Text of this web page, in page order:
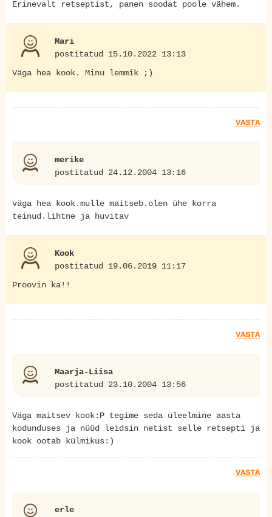
Erinevalt retseptist, panen soodat poole vähem.
Mari
postitatud 15.10.2022 13:13
Väga hea kook. Minu lemmik ;)
VASTA
merike
postitatud 24.12.2004 13:16
väga hea kook.mulle maitseb.olen ühe korra
teinud.lihtne ja huvitav
Kook
postitatud 19.06.2019 11:17
Proovin ka!!
VASTA
Maarja-Liisa
postitatud 23.10.2004 13:56
Väga maitsev kook:P tegime seda üleelmine aasta
kodunduses ja nüüd leidsin netist selle retsepti ja
kook ootab külmikus:)
VASTA
erle